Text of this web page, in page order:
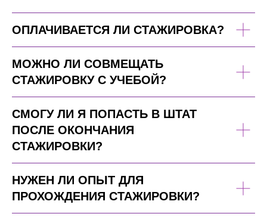
ОПЛАЧИВАЕТСЯ ЛИ СТАЖИРОВКА?
МОЖНО ЛИ СОВМЕЩАТЬ
СТАЖИРОВКУ С УЧЕБОЙ?
СМОГУ ЛИ Я ПОПАСТЬ В ШТАТ
ПОСЛЕ ОКОНЧАНИЯ
СТАЖИРОВКИ?
НУЖЕН ЛИ ОПЫТ ДЛЯ
ПРОХОЖДЕНИЯ СТАЖИРОВКИ?